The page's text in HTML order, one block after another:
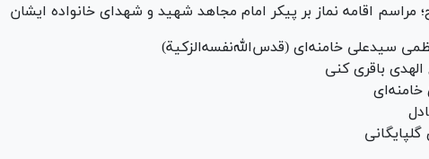
سیدعلی خامنه‌ای (قدس‌الله‌نفسه‌الزكية)
باقری کنی